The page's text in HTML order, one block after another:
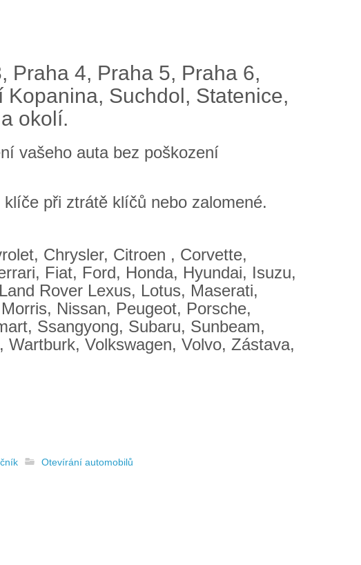
Praha 4, Praha 5, Praha 6,
Suchdol, Statenice,
okolí.
vašeho auta bez poškození
při ztrátě klíčů nebo zalomené.
Chrysler, Citroen , Corvette,
Fiat, Ford, Honda, Hyundai, Isuzu,
Rover Lexus, Lotus, Maserati,
Nissan, Peugeot, Porsche,
Ssangyong, Subaru, Sunbeam,
Volkswagen, Volvo, Zástava,
Otevírání automobilů